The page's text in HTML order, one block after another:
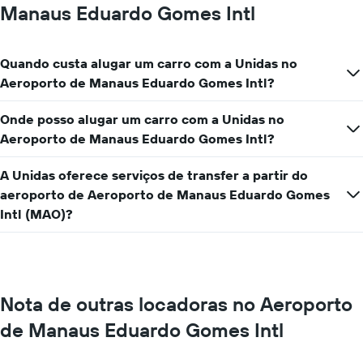
Manaus Eduardo Gomes Intl
Quando custa alugar um carro com a Unidas no
Aeroporto de Manaus Eduardo Gomes Intl?
Onde posso alugar um carro com a Unidas no
Aeroporto de Manaus Eduardo Gomes Intl?
A Unidas oferece serviços de transfer a partir do
aeroporto de Aeroporto de Manaus Eduardo Gomes
Intl (MAO)?
Nota de outras locadoras no Aeroporto
de Manaus Eduardo Gomes Intl